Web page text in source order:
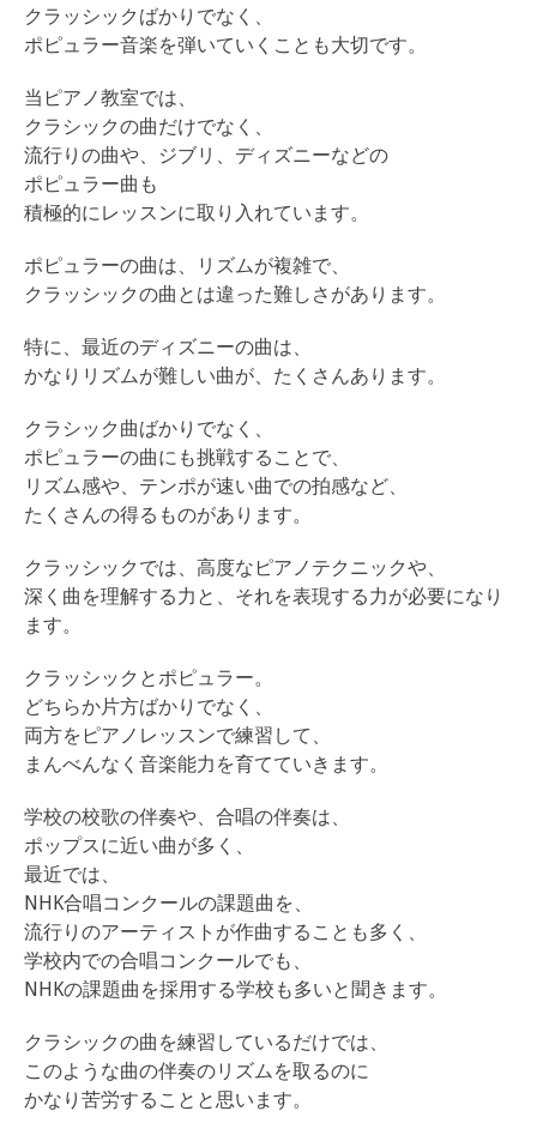
クラッシックばかりでなく、
ポピュラー音楽を弾いていくことも大切です。
当ピアノ教室では、
クラシックの曲だけでなく、
流行りの曲や、ジブリ、ディズニーなどの
ポピュラー曲も
積極的にレッスンに取り入れています。
ポピュラーの曲は、リズムが複雑で、
クラッシックの曲とは違った難しさがあります。
特に、最近のディズニーの曲は、
かなりリズムが難しい曲が、たくさんあります。
クラシック曲ばかりでなく、
ポピュラーの曲にも挑戦することで、
リズム感や、テンポが速い曲での拍感など、
たくさんの得るものがあります。
クラッシックでは、高度なピアノテクニックや、
深く曲を理解する力と、それを表現する力が必要になり
ます。
クラッシックとポピュラー。
どちらか片方ばかりでなく、
両方をピアノレッスンで練習して、
まんべんなく音楽能力を育てていきます。
学校の校歌の伴奏や、合唱の伴奏は、
ポップスに近い曲が多く、
最近では、
NHK合唱コンクールの課題曲を、
流行りのアーティストが作曲することも多く、
学校内での合唱コンクールでも、
NHKの課題曲を採用する学校も多いと聞きます。
クラシックの曲を練習しているだけでは、
このような曲の伴奏のリズムを取るのに
かなり苦労することと思います。